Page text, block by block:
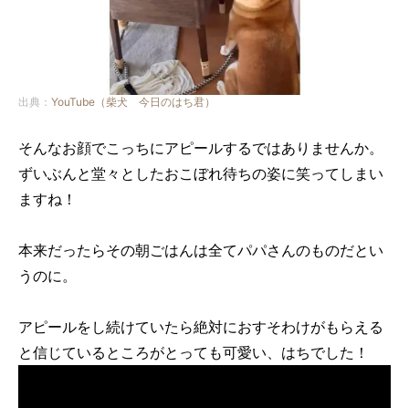
出典： YouTube（柴犬 今日のはち君）
そんなお顔でこっちにアピールするではありませんか。
ずいぶんと堂々としたおこぼれ待ちの姿に笑ってしまい
ますね！
本来だったらその朝ごはんは全てパパさんのものだとい
うのに。
アピールをし続けていたら絶対におすそわけがもらえる
と信じているところがとっても可愛い、はちでした！